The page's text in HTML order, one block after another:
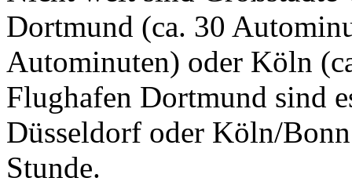
Dortmund (ca. 30
Autominuten) oder Köln
Flughafen Dortmund sind
Düsseldorf oder Köln/
Stunde.